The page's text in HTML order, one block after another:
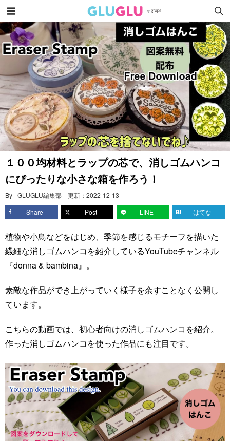
１００均材料とラップの芯で、消しゴムハンコ
にぴったりな小さな箱を作ろう！
By - GLUGLU編集部 更新： 2022-12-13
Share
Post LINE はてな
植物や小鳥などをはじめ、季節を感じるモチーフを描いた
繊細な消しゴムハンコを紹介しているYouTubeチャンネル
『donna & bambina』。
素敵な作品ができ上がっていく様子を余すことなく公開し
ています。
こちらの動画では、初心者向けの消しゴムハンコを紹介。
作った消しゴムハンコを使った作品にも注目です。